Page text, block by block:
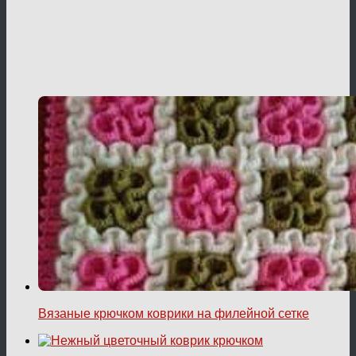
Вязаные крючком коврики на филейной сетке